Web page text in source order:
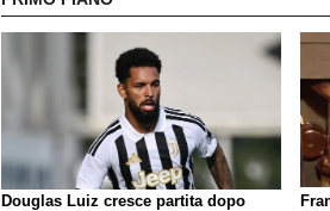
Douglas Luiz cresce partita dopo